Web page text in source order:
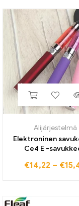
Alijärjestelmä
Elektroninen
Ce4 E -
1100mah egon akulle
€14,22 – €